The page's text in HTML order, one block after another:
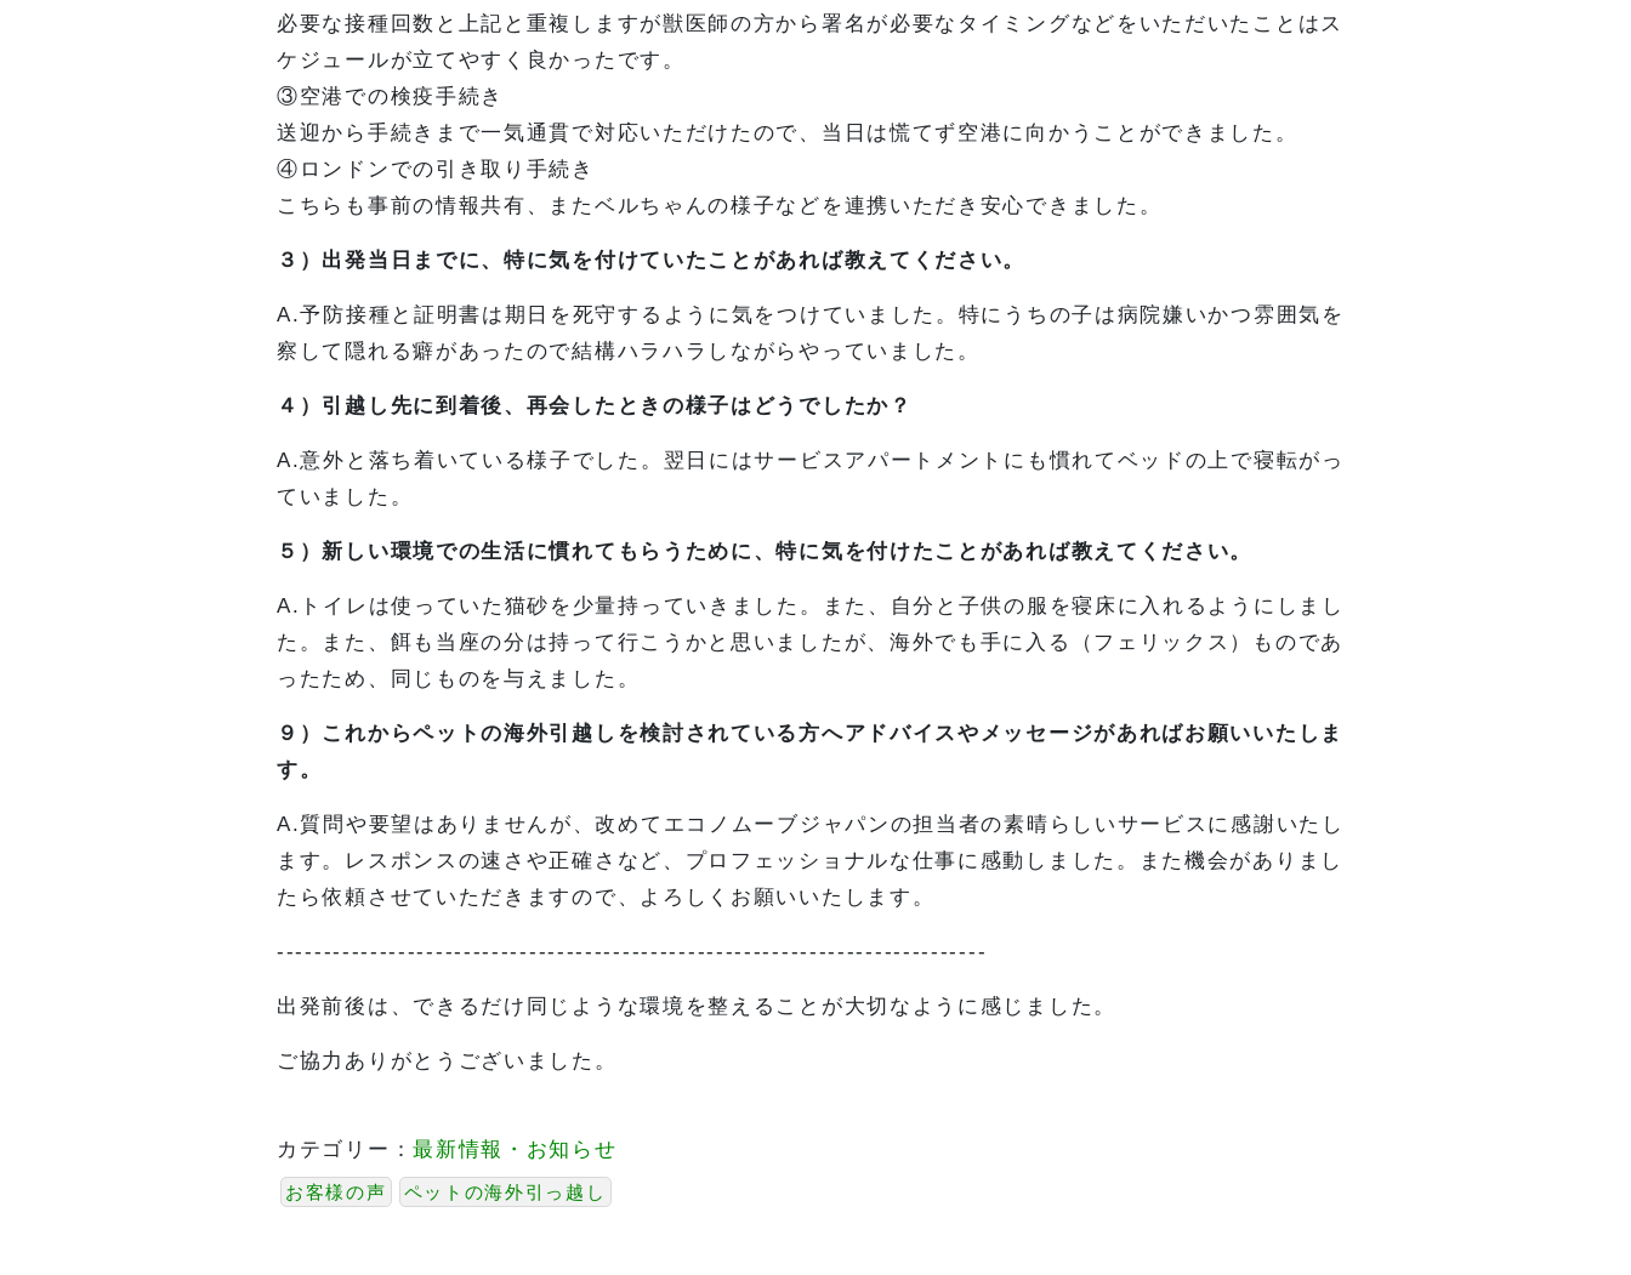
必要な接種回数と上記と重複しますが獣医師の方から署名が必要なタイミングなどをいただいたことはス
ケジュールが立てやすく良かったです。
③空港での検疫手続き
送迎から手続きまで一気通貫で対応いただけたので、当日は慌てず空港に向かうことができました。
④ロンドンでの引き取り手続き
こちらも事前の情報共有、またベルちゃんの様子などを連携いただき安心できました。
３）出発当日までに、特に気を付けていたことがあれば教えてください。
A.予防接種と証明書は期日を死守するように気をつけていました。特にうちの子は病院嫌いかつ雰囲気を
察して隠れる癖があったので結構ハラハラしながらやっていました。
４）引越し先に到着後、再会したときの様子はどうでしたか？
A.意外と落ち着いている様子でした。翌日にはサービスアパートメントにも慣れてベッドの上で寝転がっ
ていました。
５）新しい環境での生活に慣れてもらうために、特に気を付けたことがあれば教えてください。
A.トイレは使っていた猫砂を少量持っていきました。また、自分と子供の服を寝床に入れるようにしまし
た。また、餌も当座の分は持って行こうかと思いましたが、海外でも手に入る（フェリックス）ものであ
ったため、同じものを与えました。
９）これからペットの海外引越しを検討されている方へアドバイスやメッセージがあればお願いいたしま
す。
A.質問や要望はありませんが、改めてエコノムーブジャパンの担当者の素晴らしいサービスに感謝いたし
ます。レスポンスの速さや正確さなど、プロフェッショナルな仕事に感動しました。また機会がありまし
たら依頼させていただきますので、よろしくお願いいたします。
----------------------------------------------------------------------------
出発前後は、できるだけ同じような環境を整えることが大切なように感じました。
ご協力ありがとうございました。
カテゴリー：最新情報・お知らせ
お客様の声 ペットの海外引っ越し